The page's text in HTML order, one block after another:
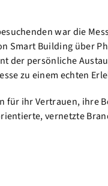
war die
Smart Building über
der persönliche
zu einem echten
für ihr Vertrauen, ihre
vernetzte